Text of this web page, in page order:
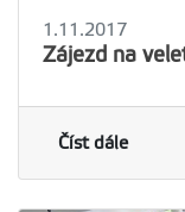
1.11.2017
Zájezd na
Číst dále